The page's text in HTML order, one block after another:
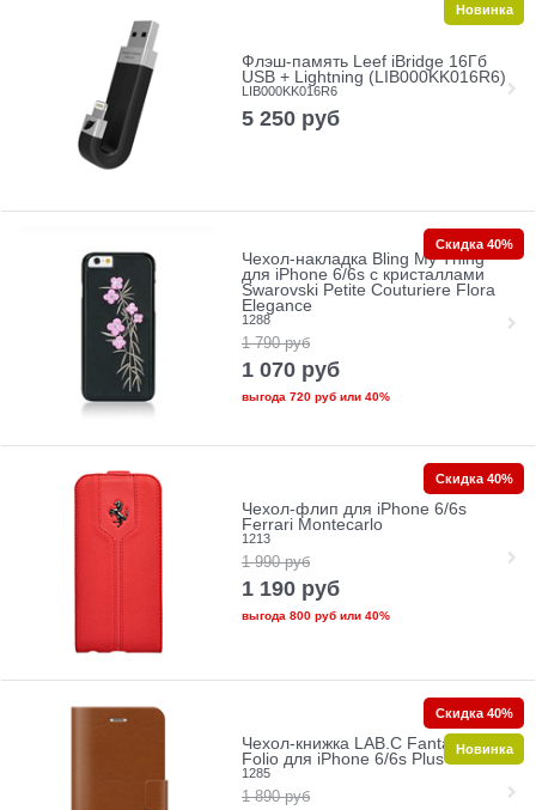
Флэш-память Leef iBridge 16Гб
USB + Lightning (LIB000KK016R6)
LIB000KK016R6
5 250 руб
Новинка
Чехол-накладка Bling My Thing
для iPhone 6/6s с кристаллами
Swarovski Petite Couturiere Flora
Elegance
1288
1 790 руб
1 070 руб
выгода 720 рубили 40%
Скидка 40%
Чехол-флип для iPhone 6/6s
Ferrari Montecarlo
1213
1 990 руб
1 190 руб
выгода 800 рубили 40%
Скидка 40%
Чехол-книжка LAB.C Fantastic 5
Folio для iPhone 6/6s Plus+
1285
1 890 руб
Скидка 40%
Новинка